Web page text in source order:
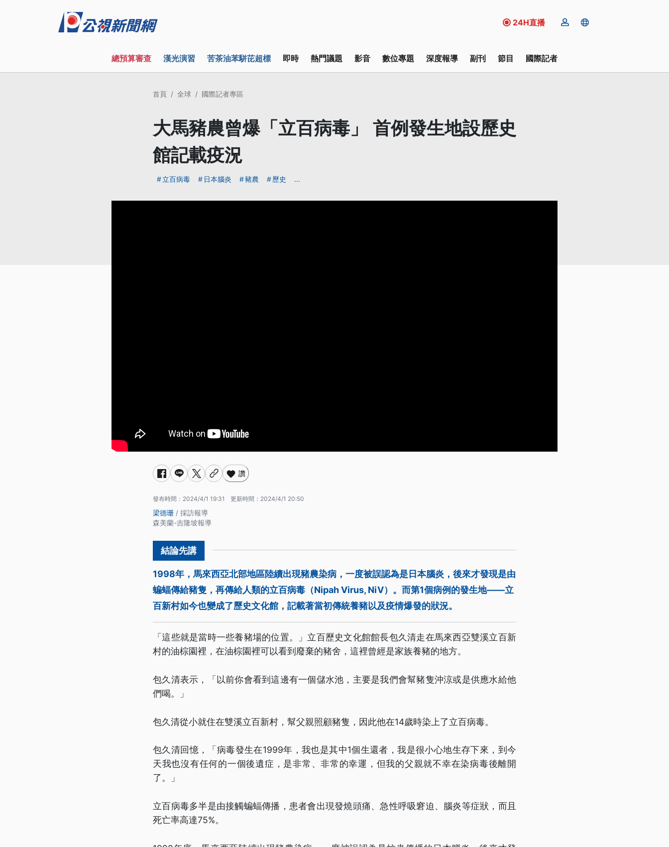
24H直播
總預算審查 漢光演習 苦茶油苯駢芘超標 即時 熱門議題 影音 數位專題 深度報導 副刊 節目 國際記者
首頁 全球 國際記者專區
大馬豬農曾爆「立百病毒」 首例發生地設歷史
館記載疫況
立百病毒 日本腦炎 豬農 歷史 ...
讚
發布時間： 2024/4/1 19:31 更新時間： 2024/4/1 20:50
梁德珊 / 採訪報導
森美蘭-吉隆坡報導
1998年，馬來西亞北部地區陸續出現豬農染病，一度被誤認為是日本腦炎，後來才發現是由
蝙蝠傳給豬隻，再傳給人類的立百病毒（Nipah Virus, NiV）。而第1個病例的發生地——立
百新村如今也變成了歷史文化館，記載著當初傳統養豬以及疫情爆發的狀況。
「這些就是當時一些養豬場的位置。」立百歷史文化館館長包久清走在馬來西亞雙溪立百新
村的油棕園裡，在油棕園裡可以看到廢棄的豬舍，這裡曾經是家族養豬的地方。
包久清表示，「以前你會看到這邊有一個儲水池，主要是我們會幫豬隻沖涼或是供應水給他
們喝。」
包久清從小就住在雙溪立百新村，幫父親照顧豬隻，因此他在14歲時染上了立百病毒。
包久清回憶，「病毒發生在1999年，我也是其中1個生還者，我是很小心地生存下來，到今
天我也沒有任何的一個後遺症，是非常、非常的幸運，但我的父親就不幸在染病毒後離開
了。」
立百病毒多半是由接觸蝙蝠傳播，患者會出現發燒頭痛、急性呼吸窘迫、腦炎等症狀，而且
死亡率高達75%。